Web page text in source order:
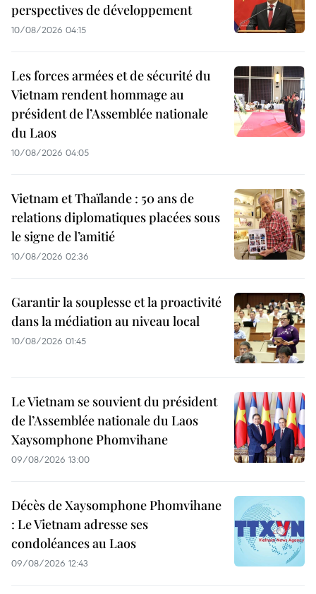
perspectives de développement
10/08/2026 04:15
Les forces armées et de sécurité du
Vietnam rendent hommage au
président de l’Assemblée nationale
du Laos
10/08/2026 04:05
Vietnam et Thaïlande : 50 ans de
relations diplomatiques placées sous
le signe de l’amitié
10/08/2026 02:36
Garantir la souplesse et la proactivité
dans la médiation au niveau local
10/08/2026 01:45
Le Vietnam se souvient du président
de l’Assemblée nationale du Laos
Xaysomphone Phomvihane
09/08/2026 13:00
Décès de Xaysomphone Phomvihane
: Le Vietnam adresse ses
condoléances au Laos
09/08/2026 12:43